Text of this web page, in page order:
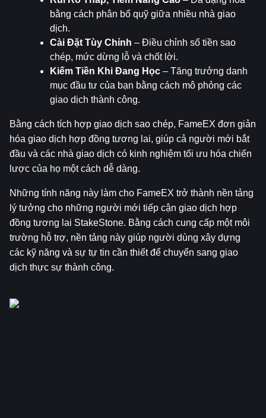
bằng cách phân bổ quỹ giữa nhiều nhà giao
dịch.
Cài Đặt Tùy Chỉnh – Điều chỉnh số tiền sao
chép, mức dừng lỗ và chốt lời.
Kiếm Tiền Khi Đang Học – Tăng trưởng danh
mục đầu tư của bạn bằng cách mô phỏng các
giao dịch thành công.
Bằng cách tích hợp giao dịch sao chép, FameEX đơn giản
hóa giao dịch hợp đồng tương lai, giúp cả người mới bắt
đầu và các nhà giao dịch có kinh nghiệm tối ưu hóa chiến
lược của họ một cách dễ dàng.
Những tính năng này làm cho FameEX trở thành nền tảng
lý tưởng cho những người mới tiếp cận giao dịch hợp
đồng tương lai StakeStone. Bằng cách cung cấp một môi
trường hỗ trợ, nền tảng này giúp người dùng xây dựng
các kỹ năng và sự tự tin cần thiết để chuyển sang giao
dịch thực sự thành công.